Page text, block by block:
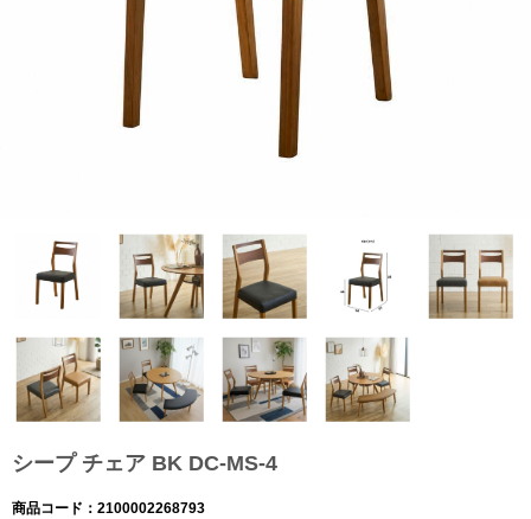
シープ チェア BK DC-MS-4
商品コード：2100002268793